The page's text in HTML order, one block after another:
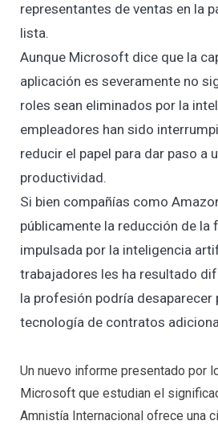
representantes de ventas en la
lista.
Aunque Microsoft dice que la
aplicación es severamente no
roles sean eliminados por la
empleadores han sido
reducir el papel para dar paso a
productividad.
Si bien compañías como
públicamente la reducción de la
impulsada por la inteligencia
trabajadores les ha resultado
la profesión podría desaparecer
tecnología de contratos
Un nuevo informe presentado por
Microsoft que estudian el
Amnistía Internacional ofrece una